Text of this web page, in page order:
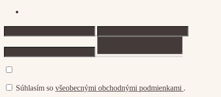
Súhlasím so všeobecnými obchodnými podmienkami .